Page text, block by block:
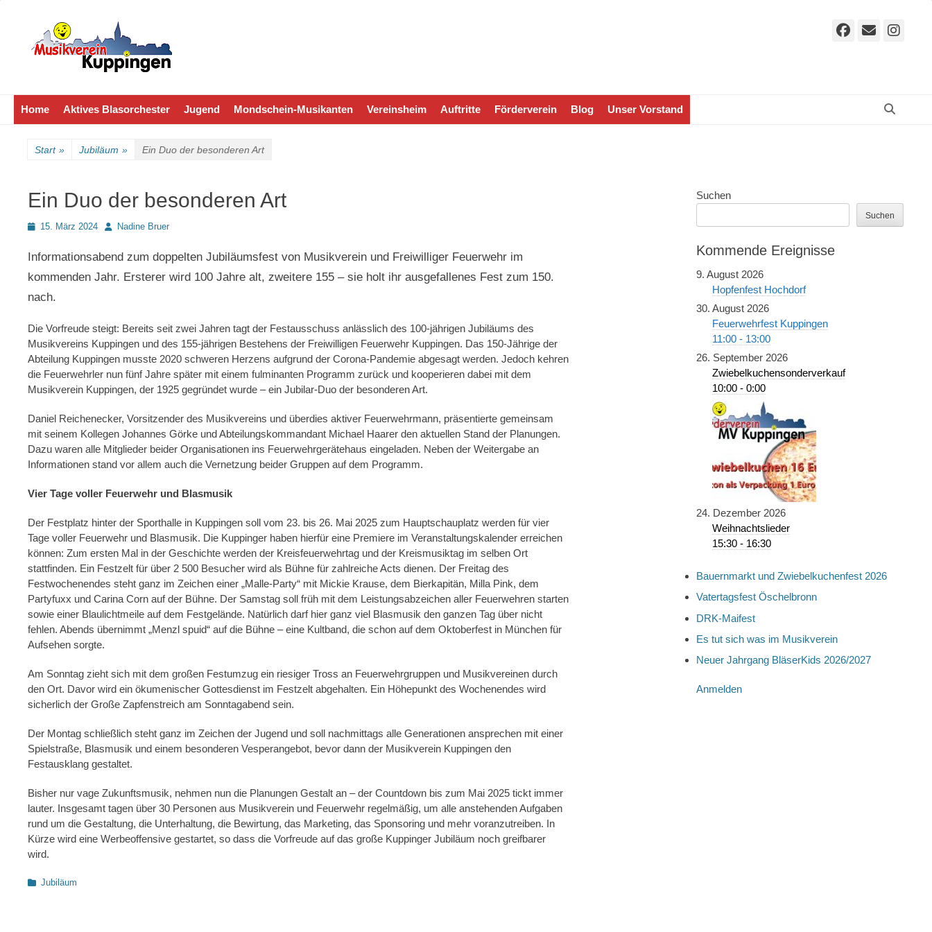
Homepage MVK
Der sympathische Musikverein Facebook
E-
Primäres Menü
Inhalt
Home Aktives Blasorchester Jugend Mondschein-Musikanten Vereinsheim Auftritte Förderverein Blog Unser Vorstand
Start » Jubiläum » Ein Duo der besonderen Art
Ein Duo der besonderen Art
Posted15. März 2024 AutorNadine Bruer
Informationsabend zum doppelten Jubiläumsfest von Musikverein und Freiwilliger Feuerwehr im
kommenden Jahr. Ersterer wird 100 Jahre alt, zweitere 155 – sie holt ihr ausgefallenes Fest zum 150.
nach.
Die Vorfreude steigt: Bereits seit zwei Jahren tagt der Festausschuss anlässlich des 100-jährigen Jubiläums des
Musikvereins Kuppingen und des 155-jährigen Bestehens der Freiwilligen Feuerwehr Kuppingen. Das 150-Jährige der
Abteilung Kuppingen musste 2020 schweren Herzens aufgrund der Corona-Pandemie abgesagt werden. Jedoch kehren
die Feuerwehrler nun fünf Jahre später mit einem fulminanten Programm zurück und kooperieren dabei mit dem
Musikverein Kuppingen, der 1925 gegründet wurde – ein Jubilar-Duo der besonderen Art.
Daniel Reichenecker, Vorsitzender des Musikvereins und überdies aktiver Feuerwehrmann, präsentierte gemeinsam
mit seinem Kollegen Johannes Görke und Abteilungskommandant Michael Haarer den aktuellen Stand der Planungen.
Dazu waren alle Mitglieder beider Organisationen ins Feuerwehrgerätehaus eingeladen. Neben der Weitergabe an
Informationen stand vor allem auch die Vernetzung beider Gruppen auf dem Programm.
Vier Tage voller Feuerwehr und Blasmusik
Der Festplatz hinter der Sporthalle in Kuppingen soll vom 23. bis 26. Mai 2025 zum Hauptschauplatz werden für vier
Tage voller Feuerwehr und Blasmusik. Die Kuppinger haben hierfür eine Premiere im Veranstaltungskalender erreichen
können: Zum ersten Mal in der Geschichte werden der Kreisfeuerwehrtag und der Kreismusiktag im selben Ort
stattfinden. Ein Festzelt für über 2 500 Besucher wird als Bühne für zahlreiche Acts dienen. Der Freitag des
Festwochenendes steht ganz im Zeichen einer „Malle-Party“ mit Mickie Krause, dem Bierkapitän, Milla Pink, dem
Partyfuxx und Carina Corn auf der Bühne. Der Samstag soll früh mit dem Leistungsabzeichen aller Feuerwehren starten
sowie einer Blaulichtmeile auf dem Festgelände. Natürlich darf hier ganz viel Blasmusik den ganzen Tag über nicht
fehlen. Abends übernimmt „Menzl spuid“ auf die Bühne – eine Kultband, die schon auf dem Oktoberfest in München für
Aufsehen sorgte.
Am Sonntag zieht sich mit dem großen Festumzug ein riesiger Tross an Feuerwehrgruppen und Musikvereinen durch
den Ort. Davor wird ein ökumenischer Gottesdienst im Festzelt abgehalten. Ein Höhepunkt des Wochenendes wird
sicherlich der Große Zapfenstreich am Sonntagabend sein.
Der Montag schließlich steht ganz im Zeichen der Jugend und soll nachmittags alle Generationen ansprechen mit einer
Spielstraße, Blasmusik und einem besonderen Vesperangebot, bevor dann der Musikverein Kuppingen den
Festausklang gestaltet.
Bisher nur vage Zukunftsmusik, nehmen nun die Planungen Gestalt an – der Countdown bis zum Mai 2025 tickt immer
lauter. Insgesamt tagen über 30 Personen aus Musikverein und Feuerwehr regelmäßig, um alle anstehenden Aufgaben
rund um die Gestaltung, die Unterhaltung, die Bewirtung, das Marketing, das Sponsoring und mehr voranzutreiben. In
Kürze wird eine Werbeoffensive gestartet, so dass die Vorfreude auf das große Kuppinger Jubiläum noch greifbarer
wird.
Kategorien
Jubiläum
Suchen
Suchen
Kommende Ereignisse
9. August 2026
Hopfenfest Hochdorf
30. August 2026
Feuerwehrfest Kuppingen
11:00 - 13:00
26. September 2026
Zwiebelkuchensonderverkauf
10:00 - 0:00
24. Dezember 2026
Weihnachtslieder
15:30 - 16:30
Bauernmarkt und Zwiebelkuchenfest 2026
Vatertagsfest Öschelbronn
DRK-Maifest
Es tut sich was im Musikverein
Neuer Jahrgang BläserKids 2026/2027
Anmelden